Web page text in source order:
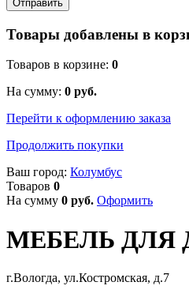
Товары добавлены в
Товаров в корзине: 0
На сумму: 0 руб.
Перейти к оформлению заказа
Продолжить покупки
Ваш город: Колумбус
Товаров 0
На сумму 0 руб. Оформить
МЕБЕЛЬ ДЛЯ
г.Вологда, ул.Костромская, д.7